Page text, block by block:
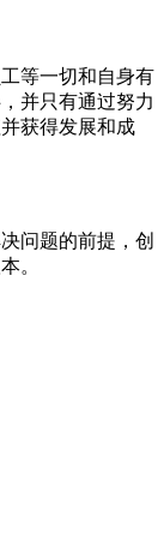
等一切和自身有
并只有通过努力
获得发展和成
问题的前提，创
。